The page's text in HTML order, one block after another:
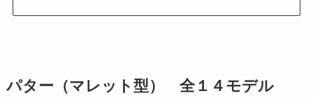
パター（マレット型） 全１４モデル